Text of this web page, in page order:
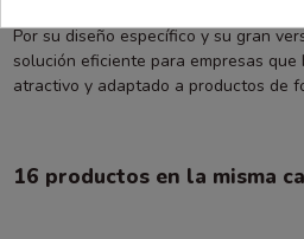
Por su diseño específico y su gran
solución eficiente para empresas que
atractivo y adaptado a productos de
16 productos en la misma